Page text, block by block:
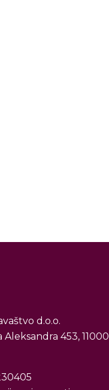
d.o.o.
453, 11000